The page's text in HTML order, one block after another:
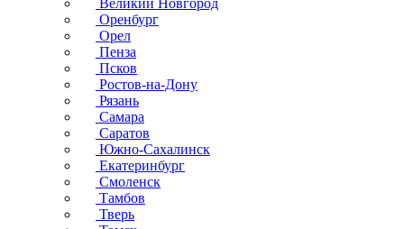
Великий Новгород
Оренбург
Орел
Пенза
Псков
Ростов-на-Дону
Рязань
Самара
Саратов
Южно-Сахалинск
Екатеринбург
Смоленск
Тамбов
Тверь